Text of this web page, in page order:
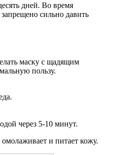
дней. Во время
сильно давить
маску с щадящим
пользу.
через 5-10 минут.
и питает кожу.